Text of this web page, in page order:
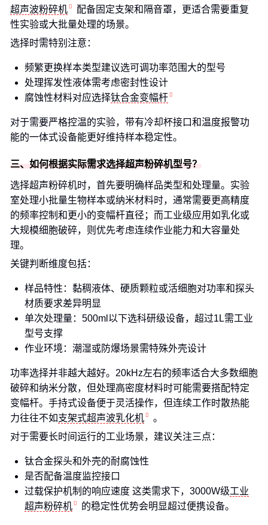
超声波粉碎机
配备固定支架和隔音罩，更适合需要重复
性实验或大批量处理的场景。
选择时需特别注意：
频繁更换样本类型建议选可调功率范围大的型号
处理挥发性液体需考虑密封性设计
腐蚀性材料对应选择钛合金变幅杆
对于需要严格控温的实验，带有冷却杯接口和温度报警功
能的一体式设备能更好维持样本稳定性。
三、如何根据实际需求选择超声粉碎机型号？
选择超声粉碎机时，首先要明确样品类型和处理量。实验
室处理小批量生物样本或纳米材料时，通常需要更高精度
的频率控制和更小的变幅杆直径；而工业级应用如乳化或
大规模细胞破碎，则优先考虑连续作业能力和大容量处
理。
关键判断维度包括：
样品特性：黏稠液体、硬质颗粒或活细胞对功率和探头
材质要求差异明显
单次处理量：500ml以下选科研级设备，超过1L需工业
型号支撑
作业环境：潮湿或防爆场景需特殊外壳设计
功率选择并非越大越好。20kHz左右的频率适合大多数细胞
破碎和纳米分散，但处理高密度材料时可能需要搭配特定
变幅杆。手持式设备便于灵活操作，但连续工作时散热能
力往往不如支架式超声波乳化机
。
对于需要长时间运行的工业场景，建议关注三点：
钛合金探头和外壳的耐腐蚀性
是否配备温度监控接口
过载保护机制的响应速度 这类需求下，3000W级工业
超声粉碎机
的稳定性优势会明显超过便携设备。